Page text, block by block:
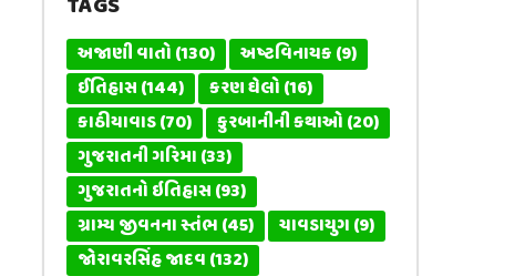
અજાણી વાતો(130) અષ્ટવિનાયક(9)
ઈતિહાસ(144) કરણ ઘેલો(16)
કાઠીયાવાડ(70) કુરબાનીની કથાઓ(20)
ગુજરાતની ગરિમા(33)
ગુજરાતનો ઇતિહાસ(93)
ગ્રામ્ય જીવનના સ્તંભ(45) ચાવડાયુગ(9)
જોરાવરસિંહ જાદવ(132)